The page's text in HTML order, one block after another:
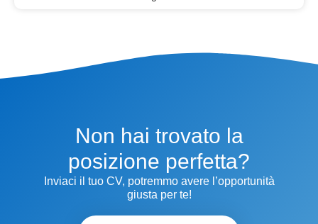
Non hai trovato la
posizione perfetta?
Inviaci il tuo CV, potremmo avere l’opportunità
giusta per te!